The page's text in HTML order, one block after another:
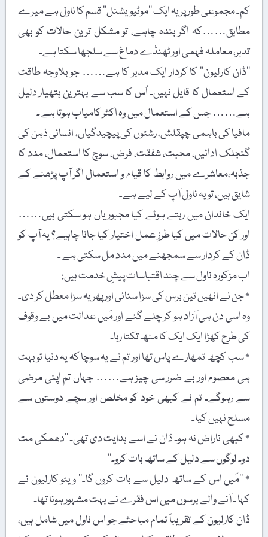
کم۔ مجموعی طور پر یہ ایک ’’موٹیویشنل‘‘ قسم کا ناول ہے میرے
مطابق……کہ اگر بندہ چاہے، تو مشکل ترین حالات کو بھی
تدبر، معاملہ فہمی اور ٹھنڈے دماغ سے سلجھا سکتا ہے۔
’’ڈان کارلیون‘‘ کا کردار ایک مدبر کا ہے…… جو بلاوجہ طاقت
کے استعمال کا قایل نہیں۔ اُس کا سب سے بہترین ہتھیار دلیل
ہے…… جس کے استعمال میں وہ اکثر کامیاب ہوتا ہے ۔
مافیا کی باہمی چپقلش، رشتوں کی پیچیدگیاں، انسانی ذہن کی
گنجلک ادائیں، محبت، شفقت، فرض، سوچ کا استعمال، مدد کا
جذبہ،معاشرے میں روابط کا قیام و استعمال اگر آپ پڑھنے کے
شایق ہیں، تو یہ ناول آپ کے لیے ہے۔
ایک خاندان میں رہتے ہوئے کیا مجبوریاں ہو سکتی ہیں……
اور کن حالات میں کیا طرزِ عمل اختیار کیا جانا چاہیے؟ یہ آپ کو
ڈان کے کردار سے سمجھنے میں مدد مل سکتی ہے ۔
اب مزکورہ ناول سے چند اقتباسات پیشِ خدمت ہیں:
٭ جن نے انھیں تین برس کی سزا سنائی اور پھر یہ سزا معطل کر دی۔
وہ اسی دن ہی آزاد ہو کر چلے گئے اور مَیں عدالت میں بے وقوف
کی طرح کھڑا ایک ایک کا منھ تکتا رہا۔
٭ سب کچھ تمھارے پاس تھا اور تم نے یہ سوچا کہ یہ دنیا تو بہت
ہی معصوم اور بے ضرر سی چیز ہے…… جہاں تم اپنی مرضی
سے رہوگے۔ تم نے کبھی خود کو مخلص اور سچے دوستوں سے
مسلح نہیں کیا۔
٭ کبھی ناراض نہ ہو۔ ڈان نے اسے ہدایت دی تھی۔ ’’دھمکی مت
دو۔ لوگوں سے دلیل کے ساتھ بات کرو۔‘‘
٭ ’’مَیں اس کے ساتھ دلیل سے بات کروں گا۔‘‘ ویٹو کارلیون نے
کہا ۔ آنے والے برسوں میں اس فقرے نے بہت مشہور ہونا تھا۔
ڈان کارلیون کے تقریباً تمام مباحثے جو اس ناول میں شامل ہیں،